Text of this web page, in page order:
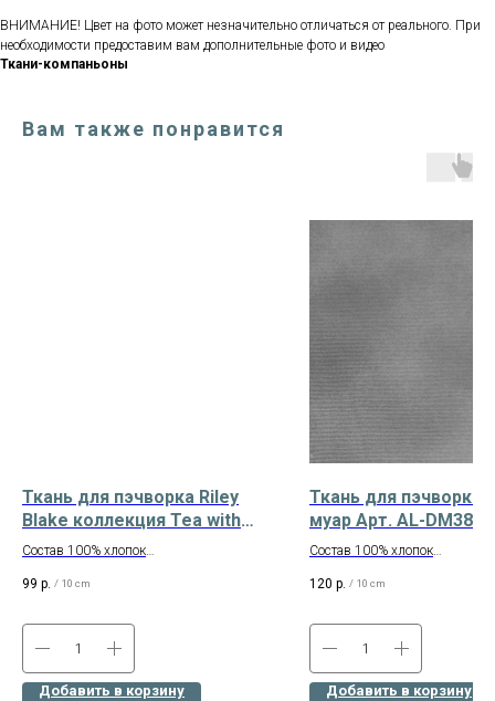
ВНИМАНИЕ! Цвет на фото может незначительно отличаться от реального. При
необходимости предоставим вам дополнительные фото и видео
Ткани-компаньоны
Вам также понравится
Ткань для пэчворка Riley
Blake коллекция Tea with
Bea Арт. C10491-
Состав 100% хлопок
Американский хлопок
99 р. / 10 cm
Добавить в корзину
Ткань для пэчворка
муар Арт. AL-DM38
Состав 100% хлопок
Производство – Корея
120 р. / 10 cm
Добавить в корзину